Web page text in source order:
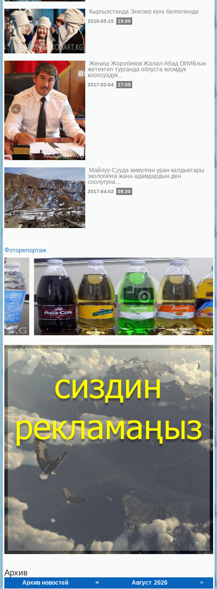
Кыргызстанда Энелер күнү белгиленди
2016-05-15 19:00
Жеңиш Жоробеков Жалал-Абад ОИИБгын
жетектеп турганда облуста коомдук
коопсуздук...
2017-02-04 17:09
Майлуу-Сууда көмүлгөн уран калдыктары
экологияга жана адамдардын ден
соолугуна...
2017-04-02 08:30
Фоторепортаж
Архив
Архив новостей < Август 2026 >